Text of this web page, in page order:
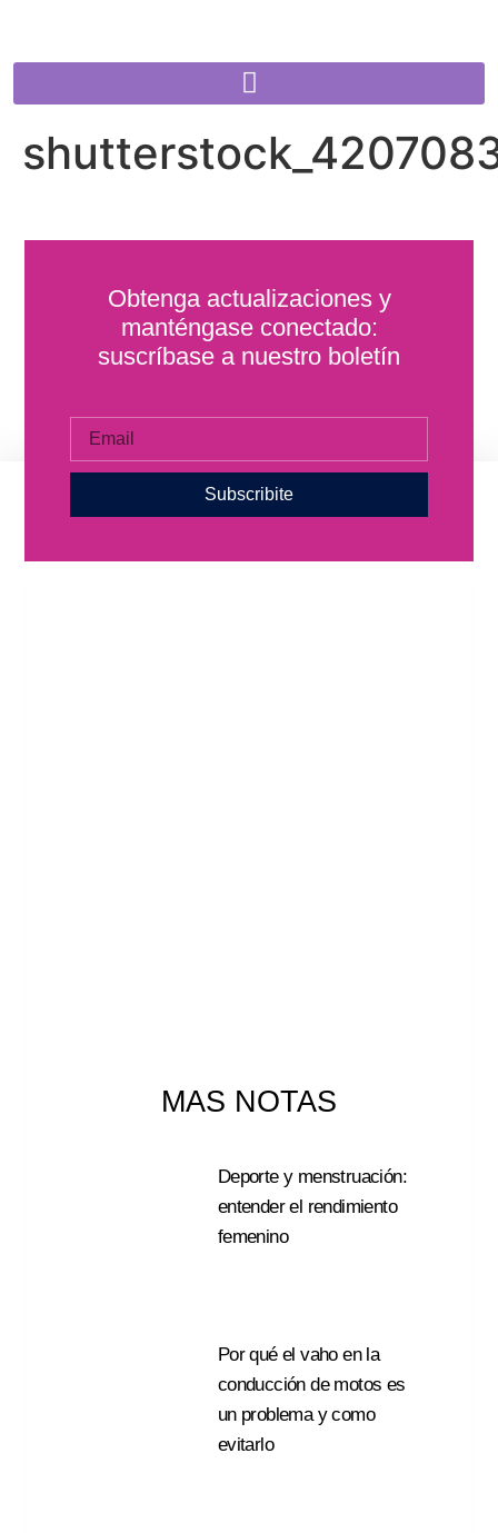
Obtenga actualizaciones y
manténgase conectado:
suscríbase a nuestro boletín
Subscribite
MAS NOTAS
Deporte y menstruación:
entender el rendimiento
femenino
Por qué el vaho en la
conducción de motos es
un problema y como
evitarlo